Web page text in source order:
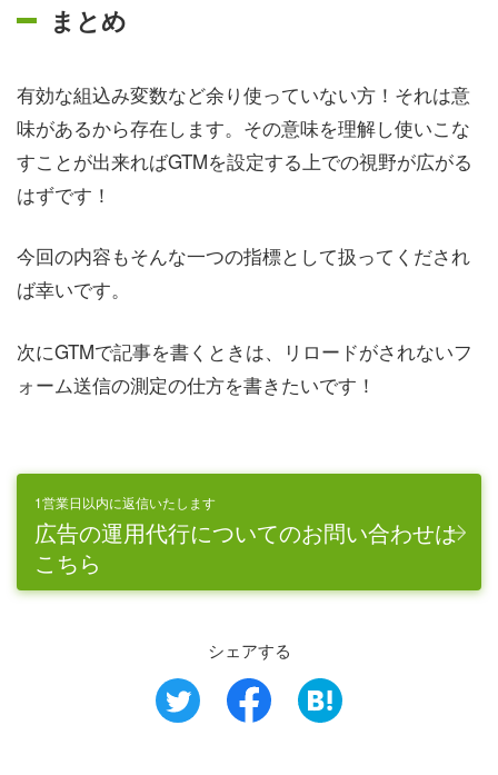
まとめ
有効な組込み変数など余り使っていない方！それは意
味があるから存在します。その意味を理解し使いこな
すことが出来ればGTMを設定する上での視野が広がる
はずです！
今回の内容もそんな一つの指標として扱ってくだされ
ば幸いです。
次にGTMで記事を書くときは、リロードがされないフ
ォーム送信の測定の仕方を書きたいです！
1営業日以内に返信いたします
広告の運用代行についてのお問い合わせは
こちら
シェアする